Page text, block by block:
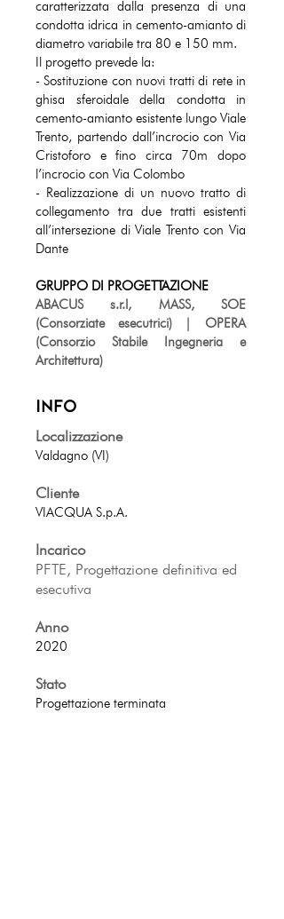
caratterizzata dalla presenza di una
condotta idrica in cemento-amianto di
diametro variabile tra 80 e 150 mm.
Il progetto prevede la:
- Sostituzione con nuovi tratti di rete in
ghisa sferoidale della condotta in
cemento-amianto esistente lungo Viale
Trento, partendo dall’incrocio con Via
Cristoforo e fino circa 70m dopo
l’incrocio con Via Colombo
- Realizzazione di un nuovo tratto di
collegamento tra due tratti esistenti
all’intersezione di Viale Trento con Via
Dante
GRUPPO DI PROGETTAZIONE
ABACUS s.r.l, MASS, SOE
(Consorziate esecutrici) | OPERA
(Consorzio Stabile Ingegneria e
Architettura)
INFO
Localizzazione
Valdagno (VI)
Cliente
VIACQUA S.p.A.
Incarico
PFTE, Progettazione definitiva ed
esecutiva
Anno
2020
Stato
Progettazione terminata